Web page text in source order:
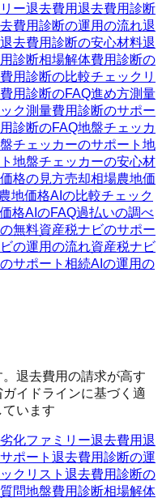
ー退去費用退去費用診断
費用診断の運用の流れ退
退去費用診断の安心材料退
診断相場解体費用診断の
用診断の比較チェックリ
用診断のFAQ進め方測量
ク測量費用診断のサポー
診断のFAQ地盤チェッカ
チェッカーのサポート 地
地盤チェッカーの安心材
価格の見方売却相場農地価
農地価格AIの比較チェック
格AIのFAQ過払いの調べ
無料資産税ナビのサポー
の運用の流れ資産税ナビ
サポート 相続AIの運用の
退去費用の請求が高す
イドラインに基づく適
います
化ファミリー退去費用退
ポート 退去費用診断の運
クリスト 退去費用診断の
問地盤費用診断相場解体